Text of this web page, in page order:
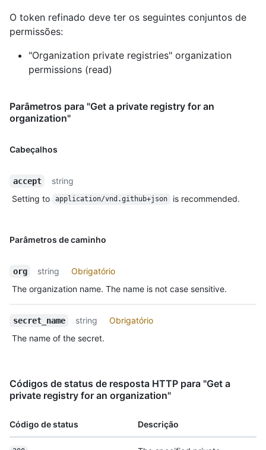
O token refinado deve ter os seguintes conjuntos de
permissões:
"Organization private registries" organization
permissions (read)
Parâmetros para "Get a private registry for an
organization"
Cabeçalhos
accept
string
Setting to
application/vnd.github+json is recommended.
Parâmetros de caminho
org string
Obrigatório
The organization name. The name is not case sensitive.
secret_name string
Obrigatório
The name of the secret.
Códigos de status de resposta HTTP para "Get a
private registry for an organization"
Código de status Descrição